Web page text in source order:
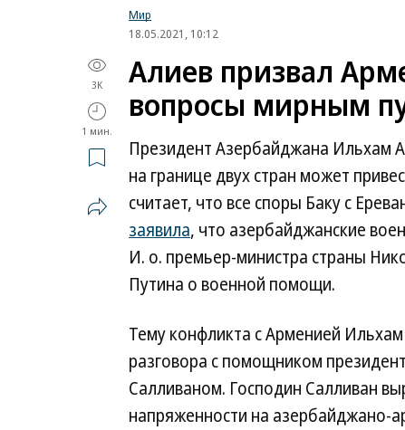
Мир
18.05.2021, 10:12
3K
1 мин.
Алиев призвал
вопросы мирным
Президент Азербайджана Ильхам
на границе двух стран может
считает, что все споры Баку с
заявила, что азербайджанские
И. о. премьер-министра страны
Путина о военной помощи.
Тему конфликта с Арменией
разговора с помощником
Салливаном. Господин Салливан
напряженности на азербайджано-